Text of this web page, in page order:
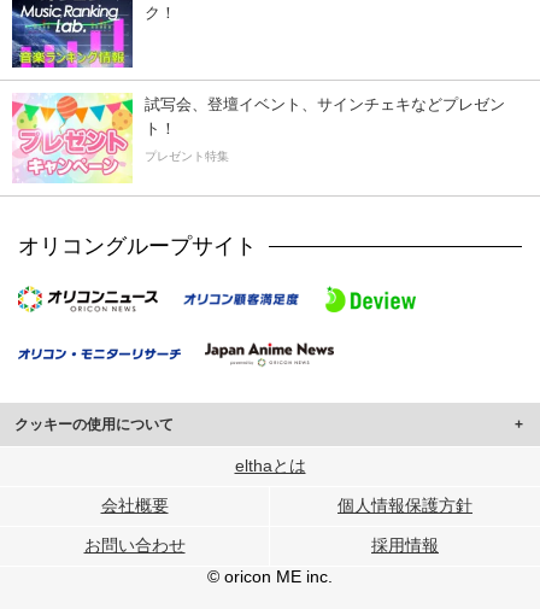
ク！
試写会、登壇イベント、サインチェキなどプレゼン
ト！
プレゼント特集
オリコングループサイト
クッキーの使用について
このサイトでは Cookie を使用して、ユーザーに合わせたコンテンツや広告の
行っています。
メディアや広告配信、データ解析の各パートナーに提供しています。
各パートナーは、この情報とユーザーが各パートナーに提供した他の情報や、
ユーザーが各パートナーのサービスを使用したときに収集した他の情報を組み
elthaとは
会社概要 個人情報保護方針
お問い合わせ
採用情報
© oricon ME inc.